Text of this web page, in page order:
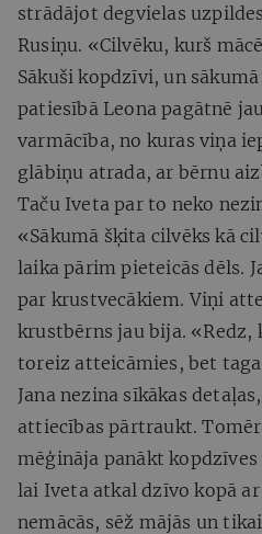
strādājot degvielas
Rusiņu. «Cilvēku, kurš
Sākuši kopdzīvi, un
patiesībā Leona pagātnē
varmācība, no kuras viņa
glābiņu atrada, ar bērnu
Taču Iveta par to neko
«Sākumā šķita cilvēks kā
laika pārim pieteicās dēls.
par krustvecākiem. Viņi
krustbērns jau bija.
toreiz atteicāmies, bet
Jana nezina sīkākas
attiecības pārtraukt.
mēģināja panākt
lai Iveta atkal dzīvo kopā
nemācās, sēž mājās un